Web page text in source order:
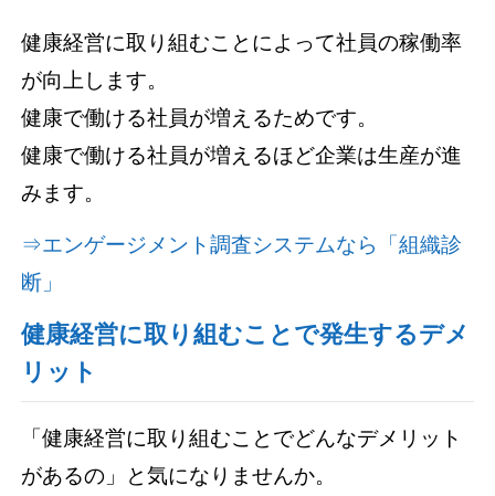
健康経営に取り組むことによって社員の稼働率
が向上します。
健康で働ける社員が増えるためです。
健康で働ける社員が増えるほど企業は生産が進
みます。
⇒エンゲージメント調査システムなら「組織診
断」
健康経営に取り組むことで発生するデメ
リット
「健康経営に取り組むことでどんなデメリット
があるの」と気になりませんか。